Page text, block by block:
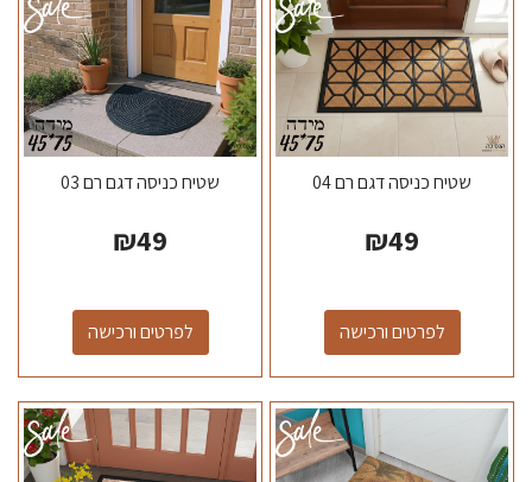
שטיח כניסה דגם רם 04
₪49
לפרטים ורכישה
שטיח כניסה דגם רם 03
₪49
לפרטים ורכישה